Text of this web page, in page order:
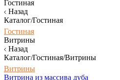
Гостиная
Назад
Каталог/Гостиная
Гостиная
Витрины
Назад
Каталог/Гостиная/Витрины
Витрины
Витрина из массива дуба